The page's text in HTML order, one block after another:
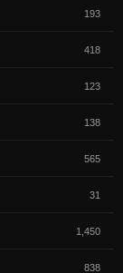
193
418
123
138
565
31
1,450
838